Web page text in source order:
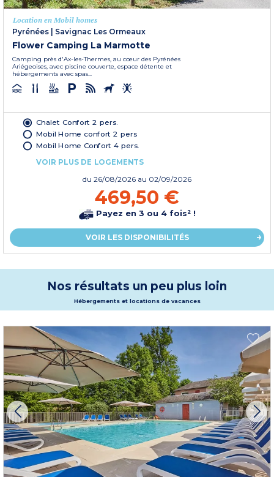
Location en Mobil homes
Pyrénées | Savignac Les Ormeaux
Flower Camping La Marmotte
Camping près d'Ax-les-Thermes, au cœur des Pyrénées
Ariégeoises, avec piscine couverte, espace détente et
hébergements avec spas...
Chalet Confort 2 pers.
Mobil Home confort 2 pers
Mobil Home Confort 4 pers.
VOIR PLUS DE LOGEMENTS
du 26/08/2026 au 02/09/2026
469,50 €
Payez en 3 ou 4 fois² !
VOIR LES DISPONIBILITÉS
Nos résultats un peu plus loin
Hébergements et locations de vacances